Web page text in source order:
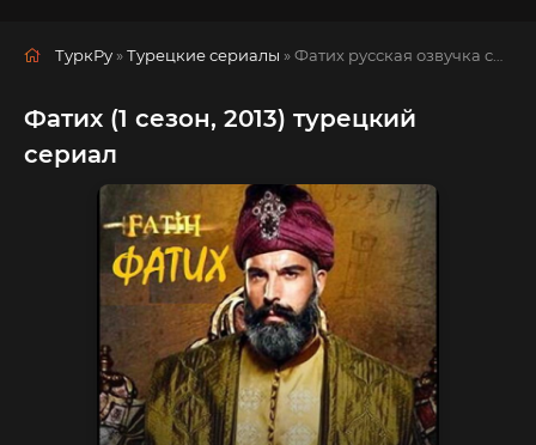
ТуркРу »Турецкие сериалы » Фатих русская озвучка смотреть полностью онлайн!
Фатих (1 сезон, 2013) турецкий
сериал